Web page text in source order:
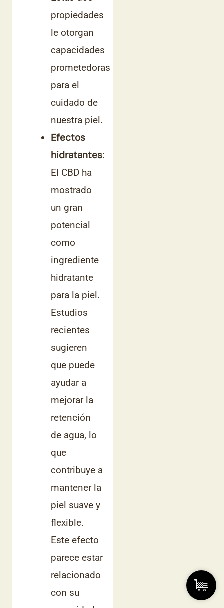
propiedades
le otorgan
capacidades
prometedoras
para el
cuidado de
nuestra piel.
Efectos
hidratantes:
El CBD ha
mostrado
un gran
potencial
como
ingrediente
hidratante
para la piel.
Estudios
recientes
sugieren
que puede
ayudar a
mejorar la
retención
de agua, lo
que
contribuye a
mantener la
piel suave y
flexible.
Este efecto
parece estar
relacionado
con su